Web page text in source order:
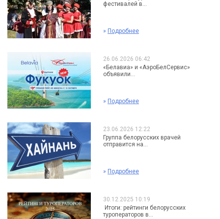
фестивалей в...
» Подробнее
26.06.2026 06:42
«Белавиа» и «АэроБелСервис»
объявили...
» Подробнее
23.06.2026 12:22
Группа белорусских врачей
отправится на...
» Подробнее
30.12.2025 10:19
Итоги: рейтинги белорусских
туроператоров в...